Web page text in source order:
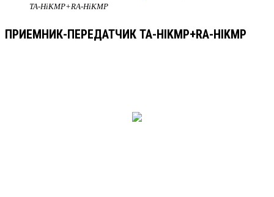
TA-HiKMP+RA-HiKMP
ПРИЕМНИК-ПЕРЕДАТЧИК TA-HIKMP+RA-HIKMP